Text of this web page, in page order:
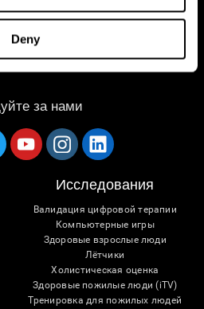
Deny
за нами
Исследования
Валидация цифровой терапии
Компьютерные игры
Здоровые взрослые люди
Лётчики
Холистическая оценка
Здоровые пожилые люди (iTV)
Тренировка для пожилых людей